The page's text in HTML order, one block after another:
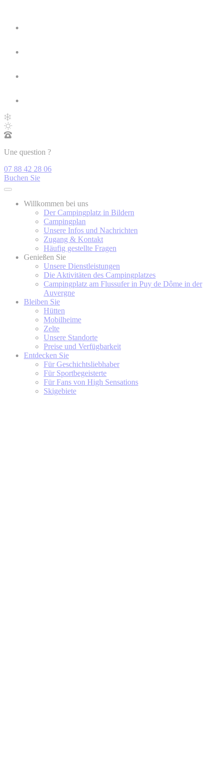
Une question ?
07 88 42 28 06
Buchen Sie
Willkommen bei uns
Der Campingplatz in Bildern
Campingplan
Unsere Infos und Nachrichten
Zugang & Kontakt
Häufig gestellte Fragen
Genießen Sie
Unsere Dienstleistungen
Die Aktivitäten des Campingplatzes
Campingplatz am Flussufer in Puy de Dôme in der
Auvergne
Bleiben Sie
Hütten
Mobilheime
Zelte
Unsere Standorte
Preise und Verfügbarkeit
Entdecken Sie
Für Geschichtsliebhaber
Für Sportbegeisterte
Für Fans von High Sensations
Skigebiete